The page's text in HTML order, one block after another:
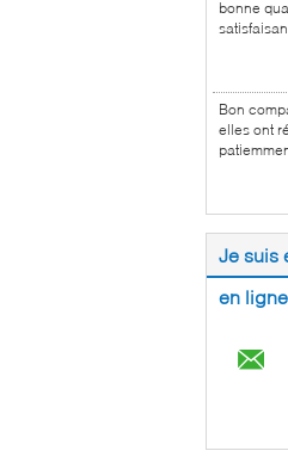
bonne
Bon
elles ont
Je suis
en ligne